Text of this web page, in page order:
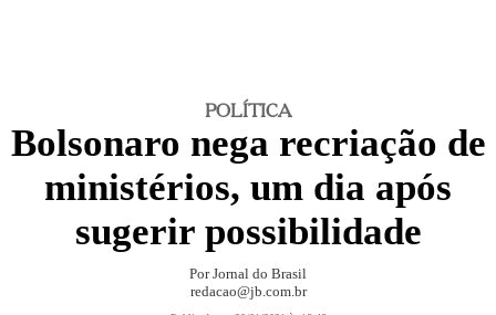
POLÍTICA
Bolsonaro nega recriação de
ministérios, um dia após
sugerir possibilidade
Por Jornal do Brasil
redacao@jb.com.br